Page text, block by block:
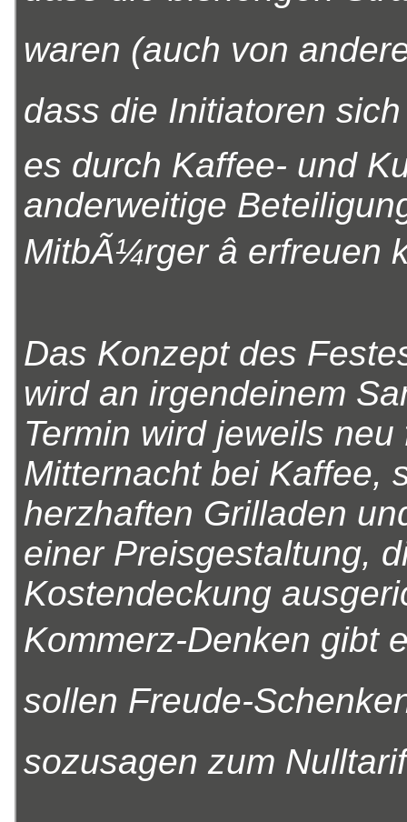
waren (auch von
dass die Initiatoren sich
es durch Kaffee- und
anderweitige
MitbÃ¼rger â erfreuen
Das Konzept des
wird an irgendeinem
Termin wird jeweils
Mitternacht bei Kaffee,
herzhaften Grilladen
einer Preisgestaltung,
Kostendeckung
Kommerz-Denken gibt
sollen Freude-
sozusagen zum Nulltarif